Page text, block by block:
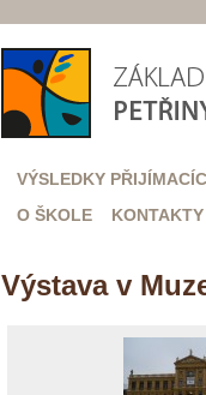
VÝSLEDKY
O ŠKOLE
KONTAKTY
Výstava v